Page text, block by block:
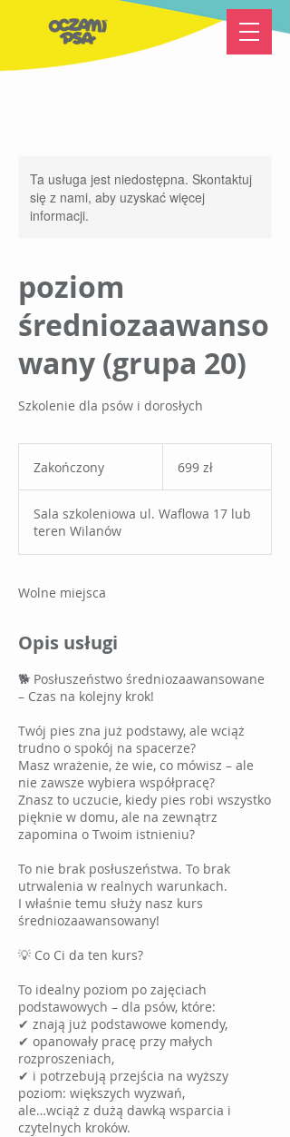
Ta usługa jest niedostępna. Skontaktuj
się z nami, aby uzyskać więcej
informacji.
poziom
średniozaawanso
wany (grupa 20)
Szkolenie dla psów i dorosłych
Zakończony
o
ń
c
o
polskich
699 zł
Sala szkoleniowa ul. Waflowa 17 lub
teren Wilanów
Wolne miejsca
Opis usługi
🐕 Posłuszeństwo średniozaawansowane
– Czas na kolejny krok!
Twój pies zna już podstawy, ale wciąż
trudno o spokój na spacerze?
Masz wrażenie, że wie, co mówisz – ale
nie zawsze wybiera współpracę?
Znasz to uczucie, kiedy pies robi wszystko
pięknie w domu, ale na zewnątrz
zapomina o Twoim istnieniu?
To nie brak posłuszeństwa. To brak
utrwalenia w realnych warunkach.
I właśnie temu służy nasz kurs
średniozaawansowany!
💡 Co Ci da ten kurs?
To idealny poziom po zajęciach
podstawowych – dla psów, które:
✔ znają już podstawowe komendy,
✔ opanowały pracę przy małych
rozproszeniach,
✔ i potrzebują przejścia na wyższy
poziom: większych wyzwań,
ale…wciąż z dużą dawką wsparcia i
czytelnych kroków.